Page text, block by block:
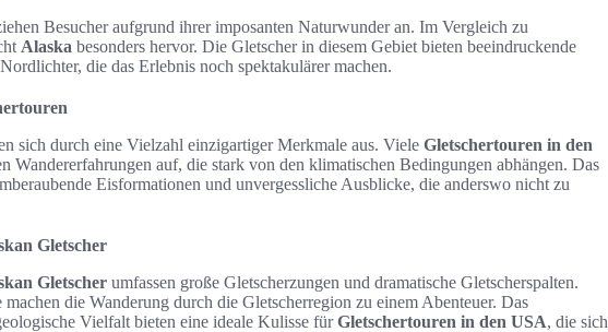
Besucher aufgrund ihrer imposanten Naturwunder an. Im Vergleich zu
Alaska besonders hervor. Die Gletscher in diesem Gebiet bieten beeindruckende
die das Erlebnis noch spektakulärer machen.
sich durch eine Vielzahl einzigartiger Merkmale aus. Viele Gletschertouren in den
Wandererfahrungen auf, die stark von den klimatischen Bedingungen abhängen. Das
Eisformationen und unvergessliche Ausblicke, die anderswo nicht zu
Gletscher
Gletscher umfassen große Gletscherzungen und dramatische Gletscherspalten.
die Wanderung durch die Gletscherregion zu einem Abenteuer. Das
Vielfalt bieten eine ideale Kulisse fürGletschertouren in den USA, die sich